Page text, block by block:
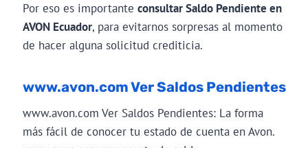
Por eso es importante consultar Saldo Pendiente en
AVON Ecuador, para evitarnos sorpresas al momento
de hacer alguna solicitud crediticia.
www.avon.com Ver Saldos Pendientes
www.avon.com Ver Saldos Pendientes: La forma
más fácil de conocer tu estado de cuenta en Avon.